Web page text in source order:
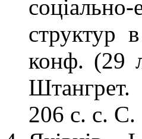
структур
конф. (29
Штангрет.
206 с. с.